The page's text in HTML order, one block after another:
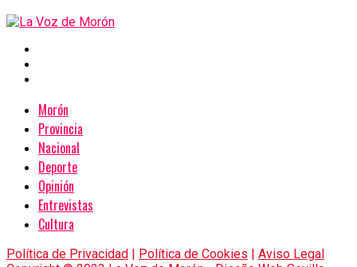
Morón
Provincia
Nacional
Deporte
Opinión
Entrevistas
Cultura
Política de Privacidad | Política de Cookies | Aviso Legal